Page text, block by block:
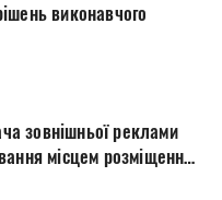
виконавчого